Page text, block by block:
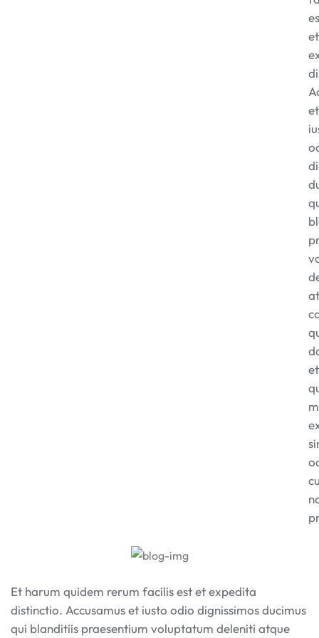
et
et
et
Et harum quidem rerum facilis est et expedita
distinctio. Accusamus et iusto odio dignissimos ducimus
qui blanditiis praesentium voluptatum deleniti atque